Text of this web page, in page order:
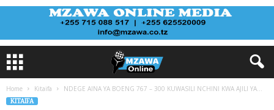
Home Kitaifa NDEGE AINA YA BOENG 767 – 300 KUWASILI NCHINI KWA AJILI YA...
KITAIFA